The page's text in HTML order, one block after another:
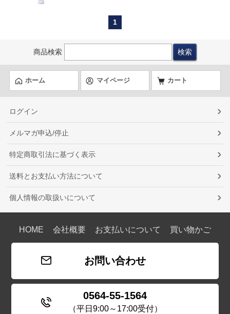
1
商品検索
ホーム マイページ カート
ログイン
メルマガ申込/停止
特定商取引法に基づく表示
送料とお支払い方法について
個人情報の取扱いについて
HOME 会社概要 お支払いについて 買い物かご
お問い合わせ
0564-55-1564
（平日9:00～17:00受付）